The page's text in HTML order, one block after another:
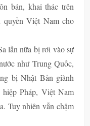
bán, khai thác trên
quyền Việt Nam cho
lần nữa bị rơi vào sự
như Trung Quốc,
bị Nhật Bản giành
Pháp, Việt Nam
Tuy nhiên vẫn chậm